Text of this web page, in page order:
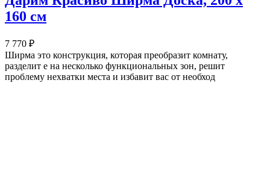
160 см
7 770 ₽
Ширма это конструкция, которая преобразит комнату,
разделит е на несколько функциональных зон, решит
проблему нехватки места и избавит вас от необход